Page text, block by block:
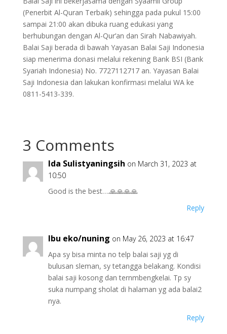
(Penerbit Al-Quran Terbaik) sehingga pada pukul 15:00
sampai 21:00 akan dibuka ruang edukasi yang
berhubungan dengan Al-Qur’an dan Sirah Nabawiyah.
Balai Saji berada di bawah Yayasan Balai Saji Indonesia
siap menerima donasi melalui rekening Bank BSI (Bank
Syariah Indonesia) No. 7727112717 an. Yayasan Balai
Saji Indonesia dan lakukan konfirmasi melalui WA ke
0811-5413-339.
3 Comments
Ida Sulistyaningsih on March 31, 2023 at
10:50
Good is the best….🙏🙏🙏🙏
Reply
Ibu eko/nuning on May 26, 2023 at 16:47
Apa sy bisa minta no telp balai saji yg di
bulusan sleman, sy tetangga belakang. Kondisi
balai saji kosong dan ternmbengkelai. Tp sy
suka numpang sholat di halaman yg ada balai2
nya.
Reply